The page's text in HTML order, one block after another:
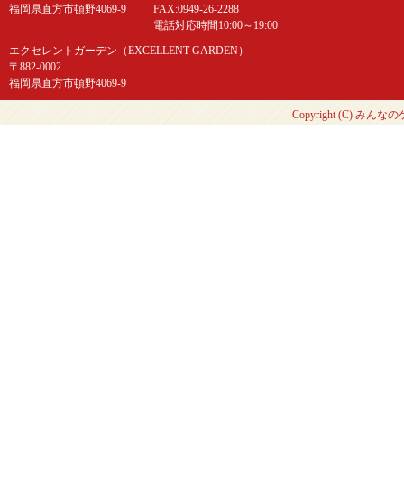
福岡県直方市頓野4069-9
FAX:0949-26-2288
電話対応時間10:00～19:00
エクセレントガーデン（EXCELLENT GARDEN）
〒882-0002
福岡県直方市頓野4069-9
Copyright (C) みんな